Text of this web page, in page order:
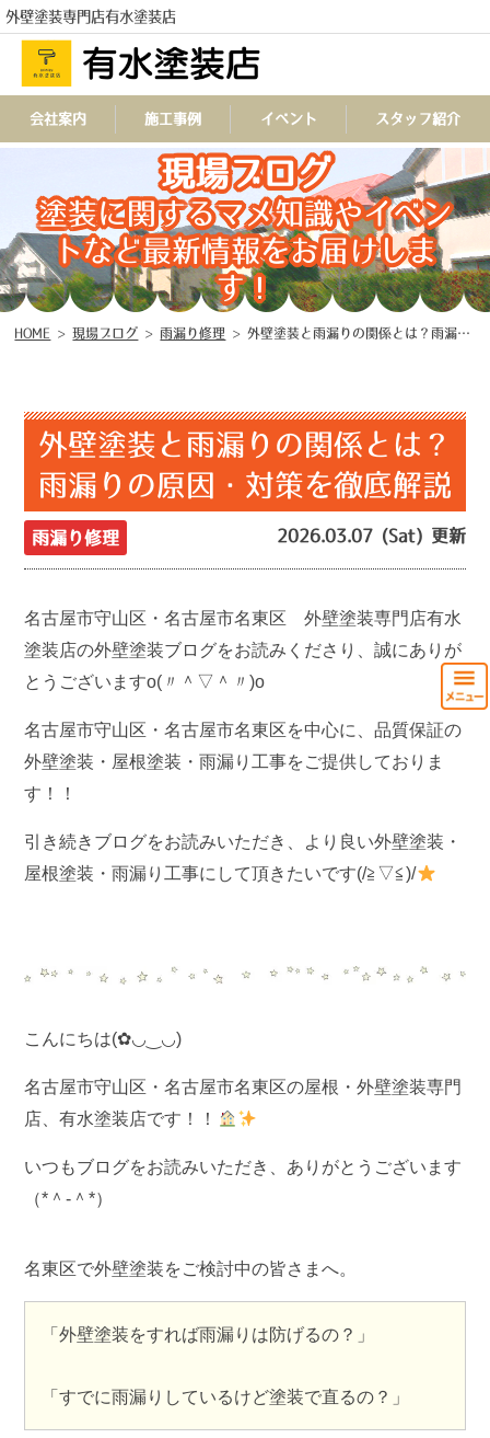
外壁塗装専門店有水塗装店
TEL
会社案内 施工事例 イベント スタッフ紹介
現場ブログ
塗装に関するマメ知識やイベン
トなど最新情報をお届けしま
す！
HOME >現場ブログ > 雨漏り修理 >外壁塗装と雨漏りの関係とは？雨漏りの原因・対策を徹底解説
外壁塗装と雨漏りの関係とは？
雨漏りの原因・対策を徹底解説
雨漏り修理 2026.03.07 (Sat) 更新
名古屋市守山区・名古屋市名東区 外壁塗装専門店有水
塗装店の外壁塗装ブログをお読みくださり、誠にありが
とうございますo(〃＾▽＾〃)o
名古屋市守山区・名古屋市名東区を中心に、品質保証の
外壁塗装・屋根塗装・雨漏り工事をご提供しておりま
す！！
引き続きブログをお読みいただき、より良い外壁塗装・
屋根塗装・雨漏り工事にして頂きたいです(/≧▽≦)/
こんにちは(✿◡‿◡)
名古屋市守山区・名古屋市名東区の屋根・外壁塗装専門
店、有水塗装店です！！
いつもブログをお読みいただき、ありがとうございます
（*＾-＾*）
名東区で外壁塗装をご検討中の皆さまへ。
「外壁塗装をすれば雨漏りは防げるの？」
「すでに雨漏りしているけど塗装で直るの？」